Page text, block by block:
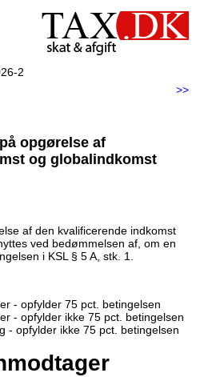
2
>>
opgørelse af
og globalindkomst
af den kvalificerende indkomst
ved bedømmelsen af, om en
i KSL § 5 A, stk. 1.
- opfylder 75 pct. betingelsen
- opfylder ikke 75 pct. betingelsen
- opfylder ikke 75 pct. betingelsen